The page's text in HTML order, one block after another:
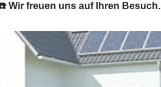
Wir freuen uns auf Ihren Besuch.